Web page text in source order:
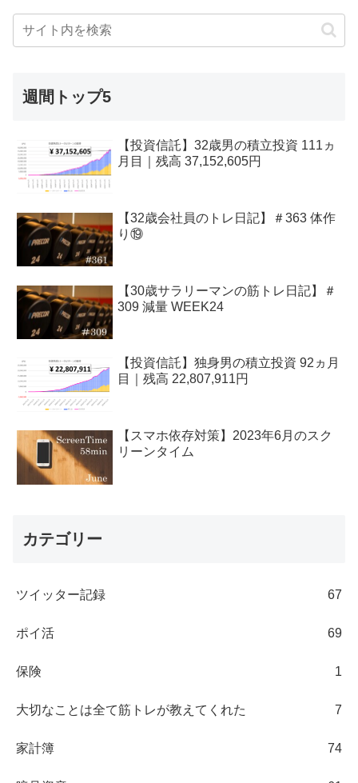
週間トップ5
【投資信託】32歳男の積立投資 111ヵ
月目｜残高 37,152,605円
【32歳会社員のトレ日記】＃363 体作
り⑲
【30歳サラリーマンの筋トレ日記】＃
309 減量 WEEK24
【投資信託】独身男の積立投資 92ヵ月
目｜残高 22,807,911円
【スマホ依存対策】2023年6月のスク
リーンタイム
カテゴリー
ツイッター記録 67
ポイ活 69
保険 1
大切なことは全て筋トレが教えてくれた 7
家計簿 74